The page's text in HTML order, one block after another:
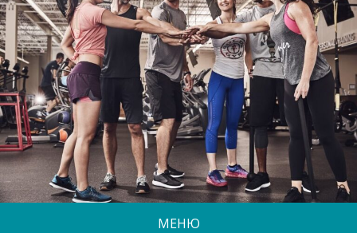
МЕНЮ